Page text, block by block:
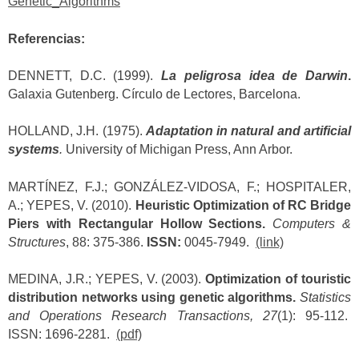
Referencias:
DENNETT, D.C. (1999).La peligrosa idea de Darwin.
Galaxia Gutenberg. Círculo de Lectores, Barcelona.
HOLLAND, J.H. (1975). Adaptation in natural and artificial
systems. University of Michigan Press, Ann Arbor.
MARTÍNEZ, F.J.; GONZÁLEZ-VIDOSA, F.; HOSPITALER,
A.; YEPES, V. (2010). Heuristic Optimization of RC Bridge
Piers with Rectangular Hollow Sections. Computers &
Structures, 88: 375-386. ISSN: 0045-7949. (link)
MEDINA, J.R.; YEPES, V. (2003).Optimization of touristic
distribution networks using genetic algorithms. Statistics
and Operations Research Transactions, 27(1): 95-112.
ISSN: 1696-2281. (pdf)